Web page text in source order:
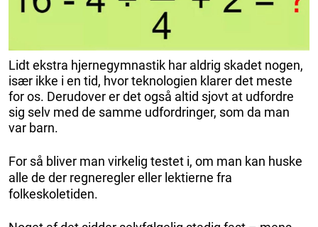
Lidt ekstra hjernegymnastik har aldrig skadet nogen,
især ikke i en tid, hvor teknologien klarer det meste
for os. Derudover er det også altid sjovt at udfordre
sig selv med de samme udfordringer, som da man
var barn.
For så bliver man virkelig testet i, om man kan huske
alle de der regneregler eller lektierne fra
folkeskoletiden.